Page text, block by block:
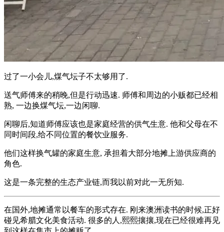
过了一小会儿,煤气坛子不太够用了.
送气师傅来的稍晚,但是行动迅速. 师傅和周边的小贩都已经相
熟, 一边换煤气坛,一边闲聊.
闲聊后,知道师傅应该也是家庭经营的供气生意. 他和父母在不
同时间段,给不同位置的餐饮业服务.
他们这样换气罐的家庭生意, 承担着大部分地摊上游供应商的
角色.
这是一条完整的生态产业链,而我以前对此一无所知.
在国外,地摊通常以餐车的形式存在. 刚来澳洲读书的时候,正好
碰见希腊文化美食活动. 很多的人,熙熙攘攘,现在已经很难再见